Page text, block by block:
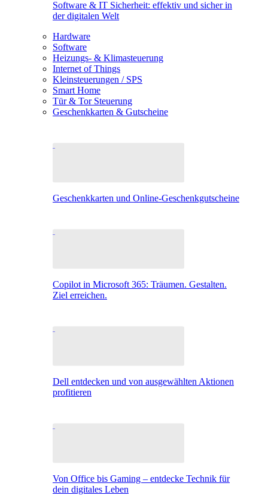
Software & IT Sicherheit: effektiv und sicher in
der digitalen Welt
Hardware
Software
Heizungs- & Klimasteuerung
Internet of Things
Kleinsteuerungen / SPS
Smart Home
Tür & Tor Steuerung
Geschenkkarten & Gutscheine
Geschenkkarten und Online-Geschenkgutscheine
Copilot in Microsoft 365: Träumen. Gestalten.
Ziel erreichen.
Dell entdecken und von ausgewählten Aktionen
profitieren
Von Office bis Gaming – entdecke Technik für
dein digitales Leben